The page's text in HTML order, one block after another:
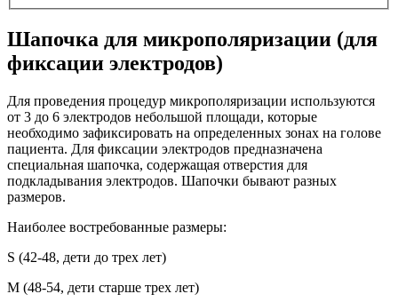
Шапочка для микрополяризации (для
фиксации электродов)
Для проведения процедур микрополяризации используются
от 3 до 6 электродов небольшой площади, которые
необходимо зафиксировать на определенных зонах на голове
пациента. Для фиксации электродов предназначена
специальная шапочка, содержащая отверстия для
подкладывания электродов. Шапочки бывают разных
размеров.
Наиболее востребованные размеры:
S (42-48, дети до трех лет)
M (48-54, дети старше трех лет)